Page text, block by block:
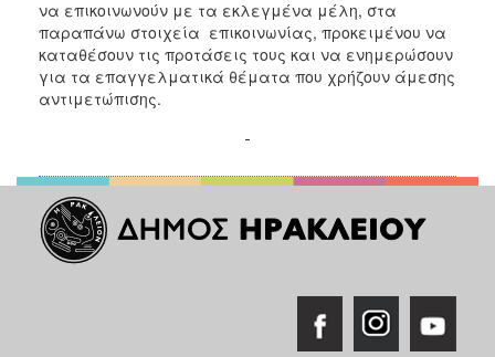
να επικοινωνούν με τα εκλεγμένα μέλη, στα
παραπάνω στοιχεία επικοινωνίας, προκειμένου να
καταθέσουν τις προτάσεις τους και να ενημερώσουν
για τα επαγγελματικά θέματα που χρήζουν άμεσης
αντιμετώπισης.